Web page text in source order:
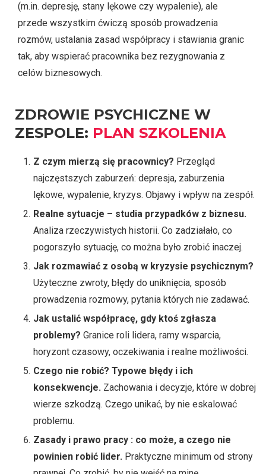
(m.in. depresję, stany lękowe czy wypalenie), ale
przede wszystkim ćwiczą sposób prowadzenia
rozmów, ustalania zasad współpracy i stawiania granic
tak, aby wspierać pracownika bez rezygnowania z
celów biznesowych.
ZDROWIE PSYCHICZNE W
ZESPOLE: PLAN SZKOLENIA
Z czym mierzą się pracownicy? Przegląd
najczęstszych zaburzeń: depresja, zaburzenia
lękowe, wypalenie, kryzys. Objawy i wpływ na zespół.
Realne sytuacje – studia przypadków z biznesu.
Analiza rzeczywistych historii. Co zadziałało, co
pogorszyło sytuację, co można było zrobić inaczej.
Jak rozmawiać z osobą w kryzysie psychicznym?
Użyteczne zwroty, błędy do uniknięcia, sposób
prowadzenia rozmowy, pytania których nie zadawać.
Jak ustalić współpracę, gdy ktoś zgłasza
problemy? Granice roli lidera, ramy wsparcia,
horyzont czasowy, oczekiwania i realne możliwości.
Czego nie robić? Typowe błędy i ich
konsekwencje. Zachowania i decyzje, które w dobrej
wierze szkodzą. Czego unikać, by nie eskalować
problemu.
Zasady i prawo pracy : co może, a czego nie
powinien robić lider. Praktyczne minimum od strony